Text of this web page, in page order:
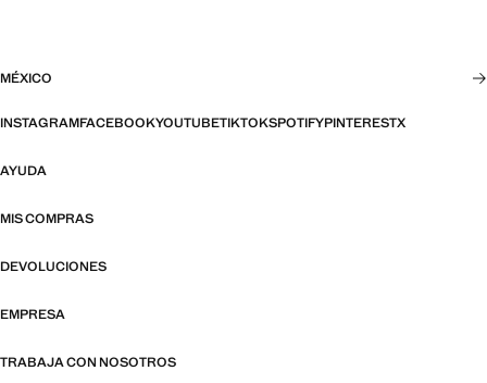
MÉXICO
INSTAGRAMFACEBOOKYOUTUBETIKTOKSPOTIFYPINTERESTX
AYUDA
MIS COMPRAS
DEVOLUCIONES
EMPRESA
TRABAJA CON NOSOTROS